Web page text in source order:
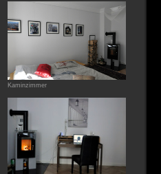
Kaminzimmer